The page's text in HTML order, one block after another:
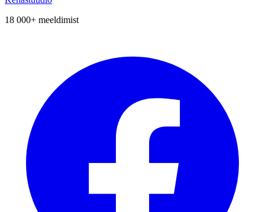
18 000+ meeldimist